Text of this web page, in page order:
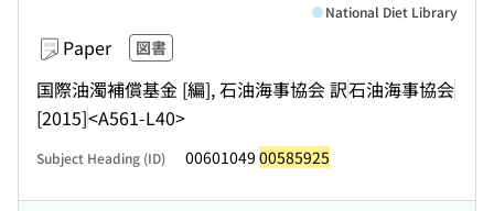
Paper 図書
国際油濁補償基金 [編], 石油海事協会 訳石油海事協会
[2015]<A561-L40>
National Diet Library
Subject Heading (ID) 00601049 00585925